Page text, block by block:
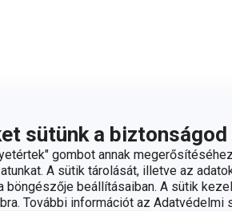
sütünk a biztonságod
gombot annak
A sütik tárolását, illetve az
böngészője beállításaiban. A sütik
További információt az Adatvédelmi